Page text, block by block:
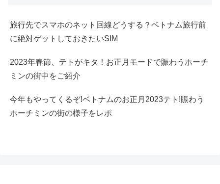
旅行先でスマホのネット回線どうする？ベトナム旅行前
に絶対ゲットしておきたいSIM
2023年春節、テトがキタ！お正月モードで賑わうホーチ
ミンの街中をご紹介
今年もやってくるぞ!ベトナムのお正月2023テト!賑わう
ホーチミンの街の様子をレポ